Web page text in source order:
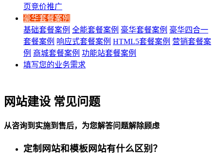
页竞价推广
豪华套餐案例
基础套餐案例 全能套餐案例 豪华套餐案例 豪华四合一
套餐案例 响应式套餐案例 HTML5套餐案例 营销套餐案
例 商城套餐案例 功能站套餐案例
填写您的业务需求
网站建设 常见问题
从咨询到实施到售后，为您解答问题解除顾虑
定制网站和模板网站有什么区别？